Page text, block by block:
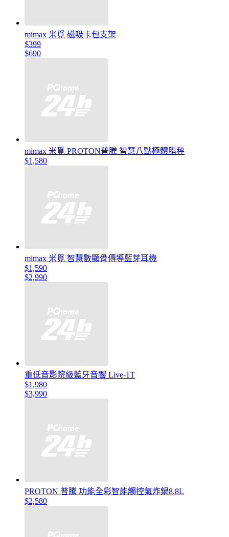
mimax 米覓 磁吸卡包支架
$399
$690
mimax 米覓 PROTON普騰 智慧八點極體脂秤
$1,580
mimax 米覓 智慧數顯骨傳導藍芽耳機
$1,590
$2,990
重低音影院級藍牙音響 Live-1T
$1,980
$3,990
PROTON 普騰 功能全彩智能觸控氣炸鍋8.8L
$2,580